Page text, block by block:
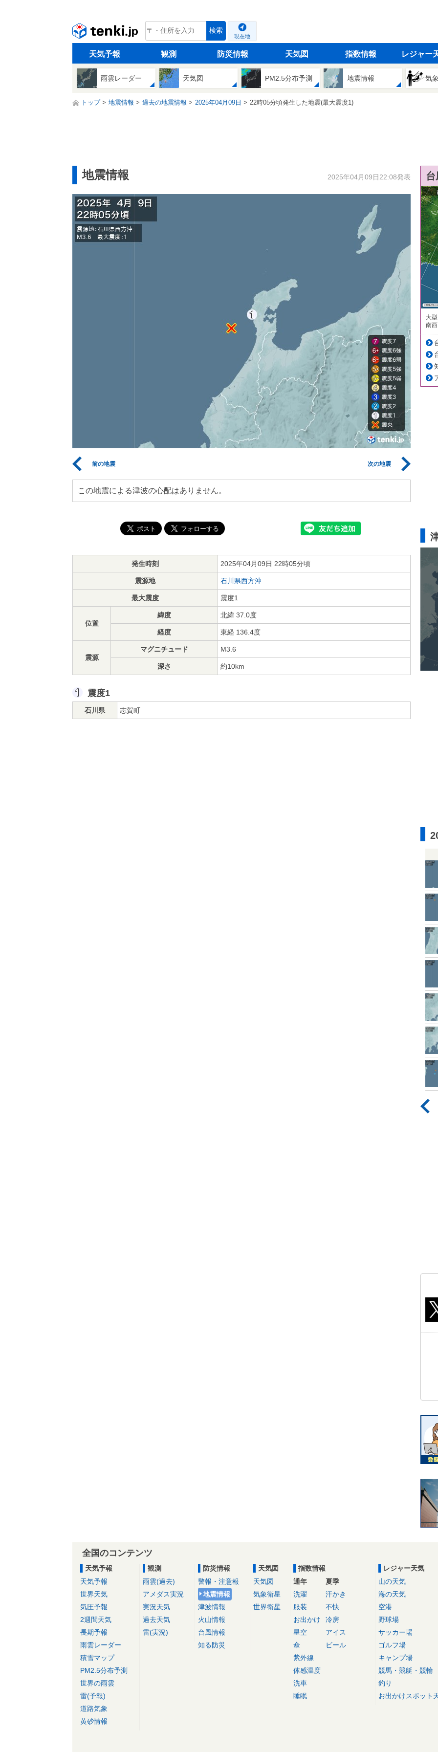
tenki.jp 検索
現在地
天気予報 観測 防災情報 天気図 指数情報 レジャー
雨雲レーダー 天気図 PM2.5分布予測 地震情報 気
トップ 地震情報 過去の地震情報 2025年04月09日 22時05分頃発生した地震(最大震度1)
地震情報 2025年04月09日22:08発表
前の地震 次の地震
この地震による津波の心配はありません。
発生時刻 2025年04月09日 22時05分頃
震源地 石川県西方沖
最大震度 震度1
位置
緯度 北緯 37.0度
経度 東経 136.4度
震源
マグニチュード M3.6
深さ 約10km
震度1
石川県 志賀町
大
南
全国のコンテンツ
天気予報
天気予報
世界天気
気圧予報
2週間天気
長期予報
雨雲レーダー
積雪マップ
PM2.5分布予測
世界の雨雲
雷(予報)
道路気象
黄砂情報
観測
雨雲(過去)
アメダス実況
実況天気
過去天気
雷(実況)
防災情報
警報・注意報
地震情報
津波情報
火山情報
台風情報
知る防災
天気図
天気図
気象衛星
世界衛星
指数情報
通年
洗濯
服装
お出かけ
星空
傘
紫外線
体感温度
洗車
睡眠
夏季
汗かき
不快
冷房
アイス
ビール
レジャー天気
山の天気
海の天気
空港
野球場
サッカー場
ゴルフ場
キャンプ場
競馬・競艇・競輪
釣り
お出かけスポット